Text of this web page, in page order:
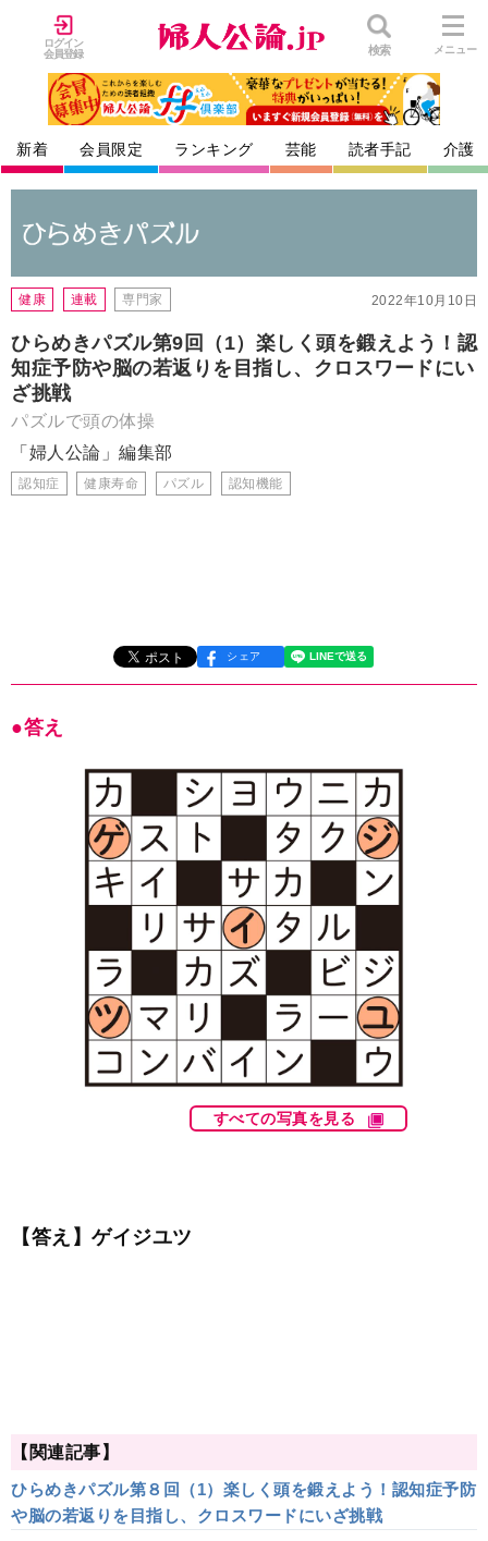
ログイン
会員登録
検索 メニュー
新着 会員限定 ランキング 芸能 読者手記 介護
2022年10月10日
健康 連載 専門家
ひらめきパズル第9回（1）楽しく頭を鍛えよう！認
知症予防や脳の若返りを目指し、クロスワードにい
ざ挑戦
パズルで頭の体操
「婦人公論」編集部
認知症 健康寿命 パズル 認知機能
シェア
●答え
すべての写真を見る
【答え】ゲイジユツ
【関連記事】
ひらめきパズル第８回（1）楽しく頭を鍛えよう！認知症予防
や脳の若返りを目指し、クロスワードにいざ挑戦